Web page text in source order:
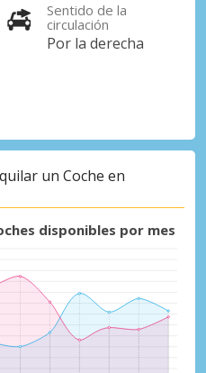
de nuestros
con eLink
Sentido de la
circulación
Por la derecha
un Coche en
disponibles por mes